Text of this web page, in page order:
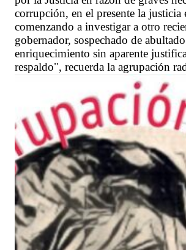
corrupción, en el presente la justicia
comenzando a investigar a otro
gobernador, sospechado de abultado
enriquecimiento sin aparente
respaldo", recuerda la agrupación